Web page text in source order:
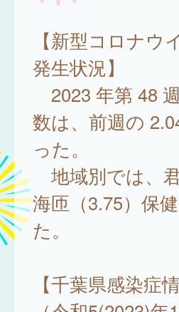
【新型コロナウ
発生状況】
2023 年第 48
数は、前週の
った。
地域別では、
海匝（3.75）保
た。
【千葉県感染症